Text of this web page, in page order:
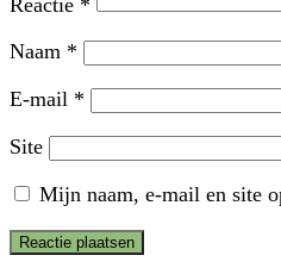
Reactie *
Naam *
E-mail *
Site
Mijn naam, e-mail en site